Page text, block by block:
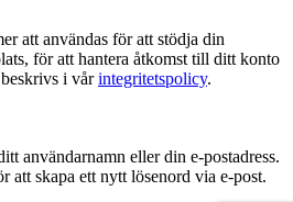
att användas för att stödja din
för att hantera åtkomst till ditt konto
i vårintegritetspolicy.
användarnamn eller din e-postadress.
att skapa ett nytt lösenord via e-post.